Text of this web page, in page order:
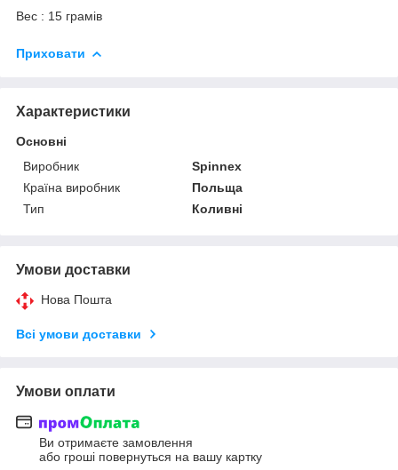
Вес : 15 грамів
Приховати
Характеристики
Основні
Виробник
Spinnex
Країна виробник
Польща
Тип
Коливні
Умови доставки
Нова Пошта
Всі умови доставки
Умови оплати
Ви отримаєте замовлення
або гроші повернуться на вашу картку